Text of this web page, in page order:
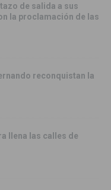
de salida a sus
la proclamación de las
reconquistan la
llena las calles de